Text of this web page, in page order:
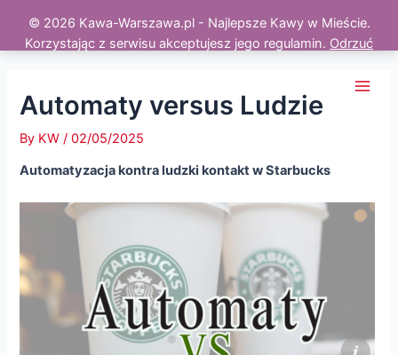
© 2026 Kawa-Warszawa.pl - Najlepsze Kawy w Mieście.
Korzystając z serwisu akceptujesz jego regulamin. Odrzuć
contentAutomaty versus Ludzie
By KW/02/05/2025
Automatyzacja kontra ludzki kontakt w Starbucks